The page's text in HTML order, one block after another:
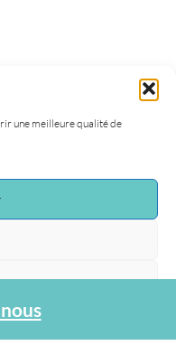
une meilleure qualité de